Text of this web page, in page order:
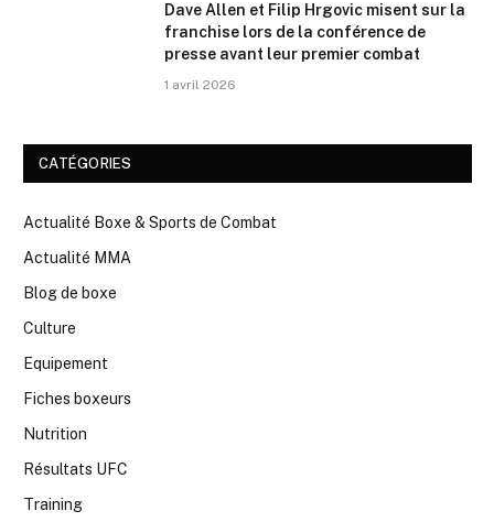
Dave Allen et Filip Hrgovic misent sur la
franchise lors de la conférence de
presse avant leur premier combat
1 avril 2026
CATÉGORIES
Actualité Boxe & Sports de Combat
Actualité MMA
Blog de boxe
Culture
Equipement
Fiches boxeurs
Nutrition
Résultats UFC
Training